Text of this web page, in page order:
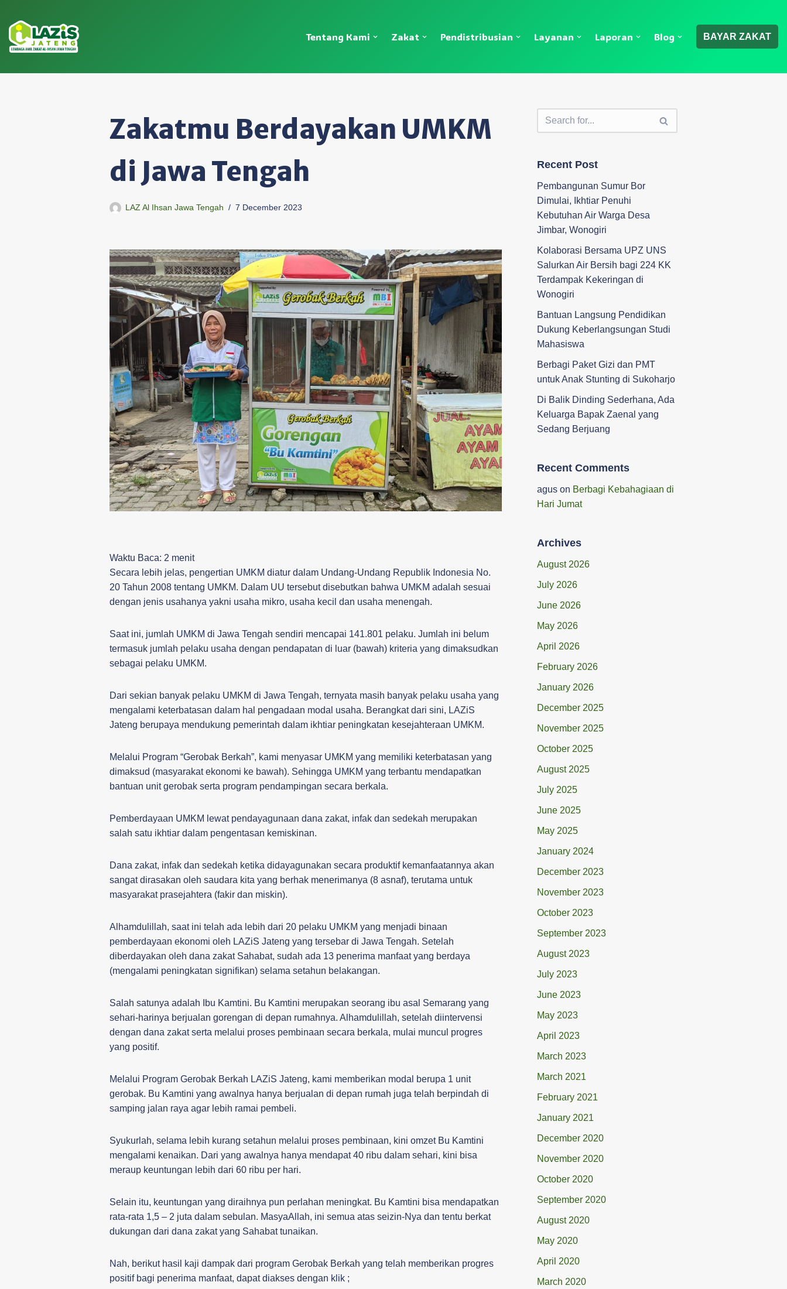
Skip
to
Tentang Kami Zakat Pendistribusian Layanan Laporan Blog BAYAR ZAKAT
Zakatmu Berdayakan UMKM
di Jawa Tengah
LAZ Al Ihsan Jawa Tengah 7 December 2023
Waktu Baca: 2 menit
Secara lebih jelas, pengertian UMKM diatur dalam Undang-Undang Republik Indonesia No.
20 Tahun 2008 tentang UMKM. Dalam UU tersebut disebutkan bahwa UMKM adalah sesuai
dengan jenis usahanya yakni usaha mikro, usaha kecil dan usaha menengah.
Saat ini, jumlah UMKM di Jawa Tengah sendiri mencapai 141.801 pelaku. Jumlah ini belum
termasuk jumlah pelaku usaha dengan pendapatan di luar (bawah) kriteria yang dimaksudkan
sebagai pelaku UMKM.
Dari sekian banyak pelaku UMKM di Jawa Tengah, ternyata masih banyak pelaku usaha yang
mengalami keterbatasan dalam hal pengadaan modal usaha. Berangkat dari sini, LAZiS
Jateng berupaya mendukung pemerintah dalam ikhtiar peningkatan kesejahteraan UMKM.
Melalui Program “Gerobak Berkah”, kami menyasar UMKM yang memiliki keterbatasan yang
dimaksud (masyarakat ekonomi ke bawah). Sehingga UMKM yang terbantu mendapatkan
bantuan unit gerobak serta program pendampingan secara berkala.
Pemberdayaan UMKM lewat pendayagunaan dana zakat, infak dan sedekah merupakan
salah satu ikhtiar dalam pengentasan kemiskinan.
Dana zakat, infak dan sedekah ketika didayagunakan secara produktif kemanfaatannya akan
sangat dirasakan oleh saudara kita yang berhak menerimanya (8 asnaf), terutama untuk
masyarakat prasejahtera (fakir dan miskin).
Alhamdulillah, saat ini telah ada lebih dari 20 pelaku UMKM yang menjadi binaan
pemberdayaan ekonomi oleh LAZiS Jateng yang tersebar di Jawa Tengah. Setelah
diberdayakan oleh dana zakat Sahabat, sudah ada 13 penerima manfaat yang berdaya
(mengalami peningkatan signifikan) selama setahun belakangan.
Salah satunya adalah Ibu Kamtini. Bu Kamtini merupakan seorang ibu asal Semarang yang
sehari-harinya berjualan gorengan di depan rumahnya. Alhamdulillah, setelah diintervensi
dengan dana zakat serta melalui proses pembinaan secara berkala, mulai muncul progres
yang positif.
Melalui Program Gerobak Berkah LAZiS Jateng, kami memberikan modal berupa 1 unit
gerobak. Bu Kamtini yang awalnya hanya berjualan di depan rumah juga telah berpindah di
samping jalan raya agar lebih ramai pembeli.
Syukurlah, selama lebih kurang setahun melalui proses pembinaan, kini omzet Bu Kamtini
mengalami kenaikan. Dari yang awalnya hanya mendapat 40 ribu dalam sehari, kini bisa
meraup keuntungan lebih dari 60 ribu per hari.
Selain itu, keuntungan yang diraihnya pun perlahan meningkat. Bu Kamtini bisa mendapatkan
rata-rata 1,5 – 2 juta dalam sebulan. MasyaAllah, ini semua atas seizin-Nya dan tentu berkat
dukungan dari dana zakat yang Sahabat tunaikan.
Nah, berikut hasil kaji dampak dari program Gerobak Berkah yang telah memberikan progres
positif bagi penerima manfaat, dapat diakses dengan klik ;
Recent Post
Pembangunan Sumur Bor
Dimulai, Ikhtiar Penuhi
Kebutuhan Air Warga Desa
Jimbar, Wonogiri
Kolaborasi Bersama UPZ UNS
Salurkan Air Bersih bagi 224 KK
Terdampak Kekeringan di
Wonogiri
‎Bantuan Langsung Pendidikan
Dukung Keberlangsungan Studi
Mahasiswa ‎
Berbagi Paket Gizi dan PMT
untuk Anak Stunting di Sukoharjo
Di Balik Dinding Sederhana, Ada
Keluarga Bapak Zaenal yang
Sedang Berjuang
Recent Comments
agus on Berbagi Kebahagiaan di
Hari Jumat
Archives
August 2026
July 2026
June 2026
May 2026
April 2026
February 2026
January 2026
December 2025
November 2025
October 2025
August 2025
July 2025
June 2025
May 2025
January 2024
December 2023
November 2023
October 2023
September 2023
August 2023
July 2023
June 2023
May 2023
April 2023
March 2023
March 2021
February 2021
January 2021
December 2020
November 2020
October 2020
September 2020
August 2020
May 2020
April 2020
March 2020